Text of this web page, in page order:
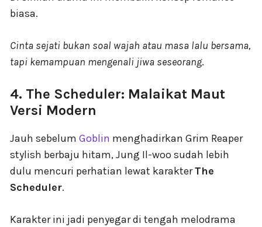
biasa.
Cinta sejati bukan soal wajah atau masa lalu bersama,
tapi kemampuan mengenali jiwa seseorang.
4. The Scheduler: Malaikat Maut
Versi Modern
Jauh sebelum Goblin menghadirkan Grim Reaper
stylish berbaju hitam, Jung Il-woo sudah lebih
dulu mencuri perhatian lewat karakterThe
Scheduler.
Karakter ini jadi penyegar di tengah melodrama